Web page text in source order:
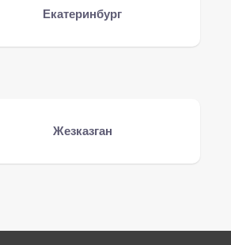
Екатеринбург
Жезказган